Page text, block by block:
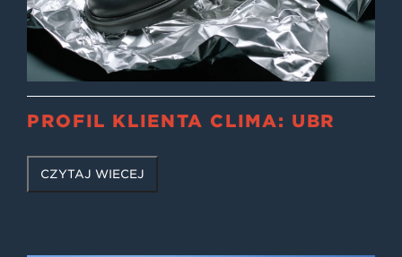
PROFIL KLIENTA CLIMA: UBR
CZYTAJ WIĘCEJ